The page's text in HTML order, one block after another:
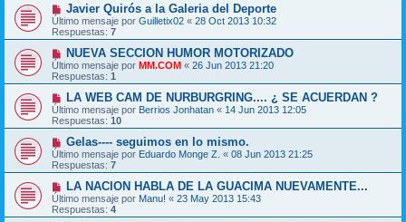
Javier Quirós a la Galeria del Deporte
Último mensaje por Guilletix02 « 28 Oct 2013 10:32
Respuestas: 7
NUEVA SECCION HUMOR MOTORIZADO
Último mensaje por MM.COM « 26 Jun 2013 21:20
Respuestas: 1
LA WEB CAM DE NURBURGRING.... ¿ SE ACUERDAN ?
Último mensaje por Berrios Jonhatan « 14 Jun 2013 12:05
Respuestas: 10
Gelas---- seguimos en lo mismo.
Último mensaje por Eduardo Monge Z. « 08 Jun 2013 21:25
Respuestas: 7
LA NACION HABLA DE LA GUACIMA NUEVAMENTE...
Último mensaje por Manu! « 23 May 2013 15:43
Respuestas: 4